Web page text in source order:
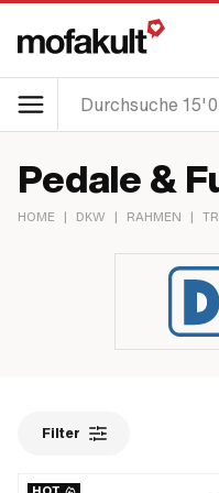
Pedale &
HOME | DKW | RAHMEN |
Filter